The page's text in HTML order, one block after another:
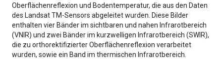
Oberflächenreflexion und Bodentemperatur, die aus den Daten
des Landsat TM-Sensors abgeleitet wurden. Diese Bilder
enthalten vier Bänder im sichtbaren und nahen Infrarotbereich
(VNIR) und zwei Bänder im kurzwelligen Infrarotbereich (SWIR),
die zu orthorektifizierter Oberflächenreflexion verarbeitet
wurden, sowie ein Band im thermischen Infrarotbereich.